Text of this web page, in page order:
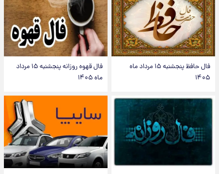
فال حافظ پنجشنبه ۱۵ مرداد ماه
۱۴۰۵
فال قهوه روزانه پنجشنبه ۱۵ مرداد
ماه ۱۴۰۵